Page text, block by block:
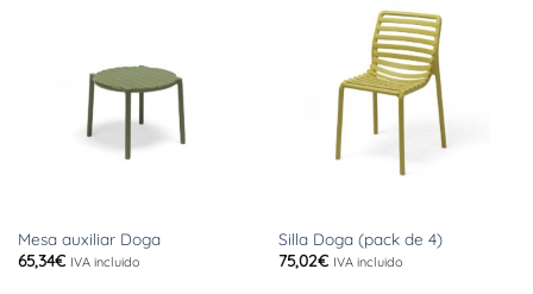
Mesa auxiliar Doga
65,34€ IVA incluido
Silla Doga (pack de 4)
75,02€ IVA incluido